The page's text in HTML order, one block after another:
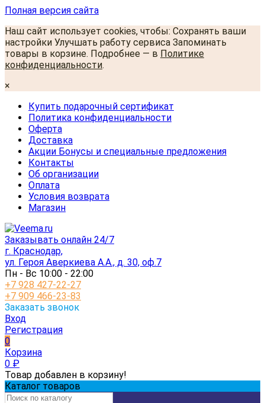
Полная версия сайта
Наш сайт использует cookies, чтобы: Сохранять ваши
настройки Улучшать работу сервиса Запоминать
товары в корзине. Подробнее — в Политике
конфиденциальности.
×
Купить подарочный сертификат
Политика конфиденциальности
Оферта
Доставка
Акции Бонусы и специальные предложения
Контакты
Об организации
Оплата
Условия возврата
Магазин
Заказывать онлайн 24/7
г. Краснодар,
ул. Героя Аверкиева А.А., д. 30, оф.7
Пн - Вс 10:00 - 22:00
+7 928 427-22-27
+7 909 466-23-83
Заказать звонок
Вход
Регистрация
0
Корзина
0 ₽
Товар добавлен в корзину!
Каталог товаров